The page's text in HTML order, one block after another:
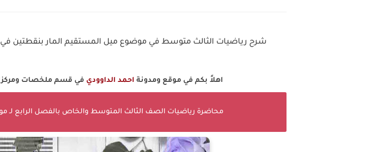
شرح رياضيات الثالث متوسط في موضوع ميل المستقيم المار بنقطتين في
اهلاً بكم في موقع ومدونة احمد الداوودي في قسم ملخصات
محاضرة رياضيات الصف الثالث المتوسط والخاص بالفصل الرابع لـ